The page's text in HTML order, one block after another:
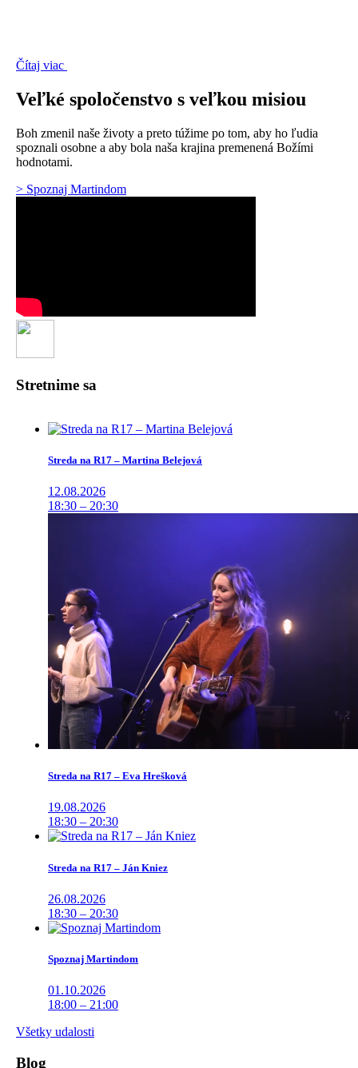
Čítaj viac
Veľké spoločenstvo s veľkou misiou
Boh zmenil naše životy a preto túžime po tom, aby ho ľudia
spoznali osobne a aby bola naša krajina premenená Božími
hodnotami.
> Spoznaj Martindom
Stretnime sa
Streda na R17 – Martina Belejová
12.08.2026
18:30 – 20:30
Streda na R17 – Eva Hrešková
19.08.2026
18:30 – 20:30
Streda na R17 – Ján Kniez
26.08.2026
18:30 – 20:30
Spoznaj Martindom
01.10.2026
18:00 – 21:00
Všetky udalosti
Blog